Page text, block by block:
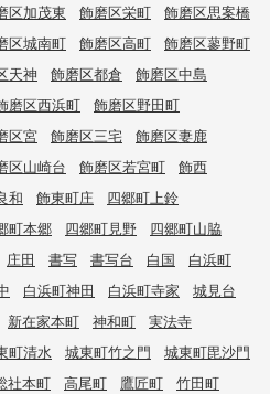
区加茂東 飾磨区栄町
飾磨区思案橋
区城南町 飾磨区高町
飾磨区蓼野町
天神 飾磨区都倉
飾磨区中島
磨区西浜町
飾磨区野田町
区宮 飾磨区三宅
飾磨区妻鹿
区山崎台 飾磨区若宮町
飾西
和 飾東町庄
四郷町上鈴
町本郷 四郷町見野
四郷町山脇
庄田 書写 書写台 白国
白浜町
白浜町神田 白浜町寺家
城見台
新在家本町 神和町
実法寺
町清水 城東町竹之門
城東町毘沙門
社本町 高尾町 鷹匠町
竹田町